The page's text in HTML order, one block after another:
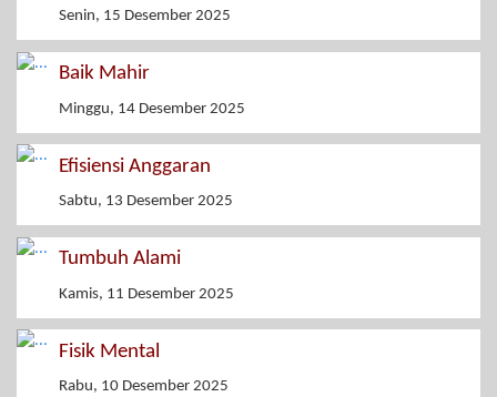
Senin, 15 Desember 2025
Baik Mahir
Minggu, 14 Desember 2025
Efisiensi Anggaran
Sabtu, 13 Desember 2025
Tumbuh Alami
Kamis, 11 Desember 2025
Fisik Mental
Rabu, 10 Desember 2025